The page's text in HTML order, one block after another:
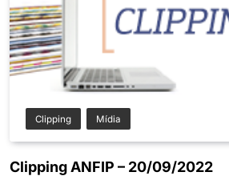
Clipping Mídia
Clipping ANFIP – 20/09/2022